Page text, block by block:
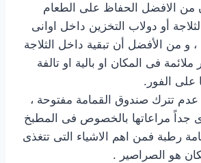
من الافضل الحفاظ على الطعام
أو دولاب التخزين داخل اوانى
و من الأفضل أن تبقية داخل الثلاجة
ملائمة فى المكان او بالية او تالفة
على الفور.
تترك صندوق القمامة مفتوحة ،
جداً مراعاتها بالخصوص فى المطبخ
رطبة فمن اهم الاشياء التى تتغذى
هو الصراصير .